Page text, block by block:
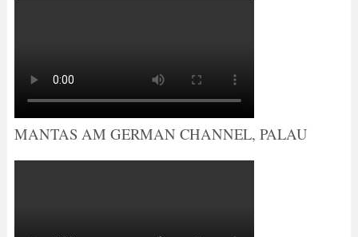
MANTAS AM GERMAN CHANNEL, PALAU